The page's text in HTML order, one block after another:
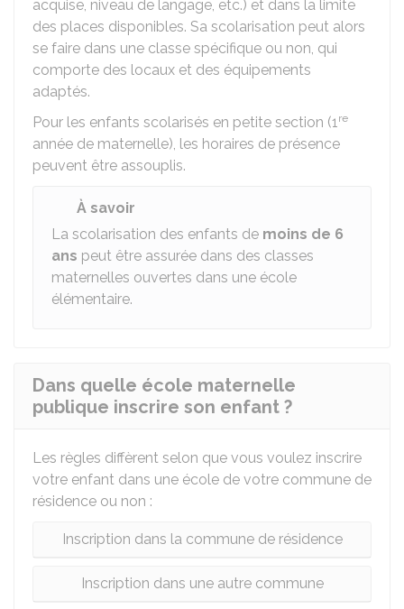
acquise, niveau de langage, etc.) et dans la limite
des places disponibles. Sa scolarisation peut alors
se faire dans une classe spécifique ou non, qui
comporte des locaux et des équipements
adaptés.
Pour les enfants scolarisés en petite section (1re
année de maternelle), les horaires de présence
peuvent être assouplis.
À savoir
La scolarisation des enfants de moins de 6
ans peut être assurée dans des classes
maternelles ouvertes dans une école
élémentaire.
Dans quelle école maternelle
publique inscrire son enfant ?
Les règles diffèrent selon que vous voulez inscrire
votre enfant dans une école de votre commune de
résidence ou non :
Inscription dans la commune de résidence
Inscription dans une autre commune